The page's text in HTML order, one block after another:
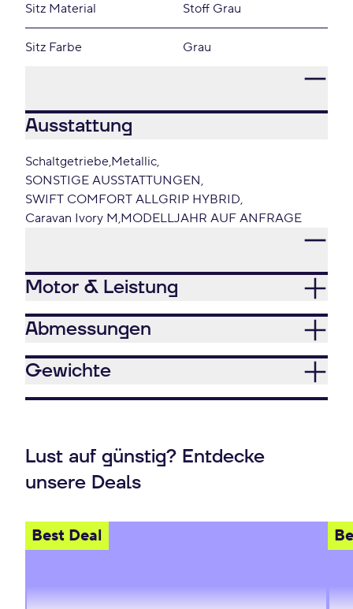
Sitz Material Stoff Grau
Sitz Farbe Grau
Ausstattung
Schaltgetriebe Metallic
SONSTIGE AUSSTATTUNGEN
SWIFT COMFORT ALLGRIP HYBRID
Caravan Ivory M MODELLJAHR AUF ANFRAGE
Motor & Leistung
Abmessungen
Gewichte
Lust auf günstig? Entdecke
unsere Deals
Best Deal